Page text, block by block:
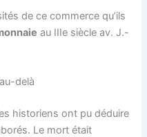
de ce commerce qu’ils
au IIIe siècle av. J.-
delà
historiens ont pu déduire
Le mort était